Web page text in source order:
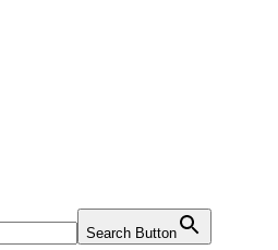
Search Button